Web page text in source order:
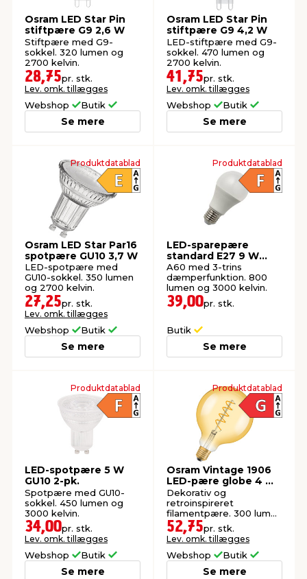
Osram LED Star Pin
stiftpære G9 2,6 W
Stiftpære med G9-
sokkel. 320 lumen og
2700 kelvin.
28,75pr. stk.
Lev. omk. tillægges
Webshop Butik
Se mere
Osram LED Star Pin
stiftpære G9 4,2 W
LED-stiftpære med G9-
sokkel. 470 lumen og
2700 kelvin.
41,75pr. stk.
Lev. omk. tillægges
Webshop Butik
Se mere
Produktdatablad
Osram LED Star Par16
spotpære GU10 3,7 W
LED-spotpære med
GU10-sokkel. 350 lumen
og 2700 kelvin.
27,25pr. stk.
Lev. omk. tillægges
Webshop Butik
Se mere
Produktdatablad
LED-sparepære
standard E27 9 W
dæmpbar 2-pk.
A60 med 3-trins
dæmperfunktion. 800
lumen og 3000 kelvin.
39,00pr. stk.
Butik
Se mere
Produktdatablad
LED-spotpære 5 W
GU10 2-pk.
Spotpære med GU10-
sokkel. 450 lumen og
3000 kelvin.
34,00pr. stk.
Lev. omk. tillægges
Webshop Butik
Se mere
Produktdatablad
Osram Vintage 1906
LED-pære globe 4 W
E27
Dekorativ og
retroinspireret
filamentpære. 300 lumen
og 2700 kelvin.
52,75pr. stk.
Lev. omk. tillægges
Webshop Butik
Se mere